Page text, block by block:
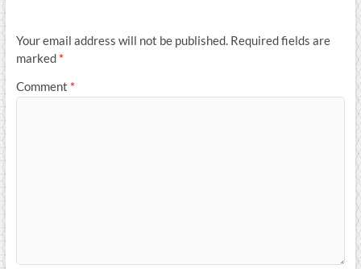
Your email address will not be published. Required fields are
marked *
Comment *